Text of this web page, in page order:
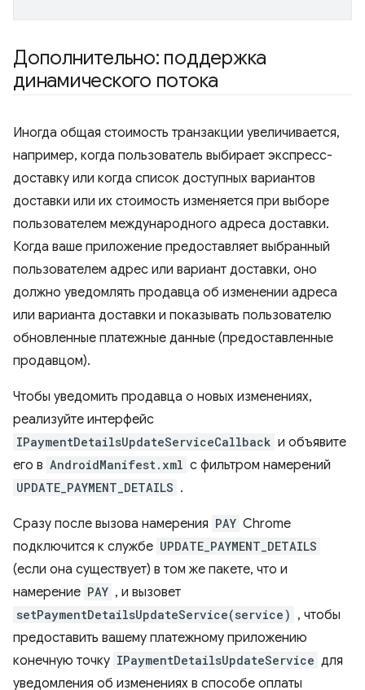
Дополнительно: поддержка
динамического потока
Иногда общая стоимость транзакции увеличивается,
например, когда пользователь выбирает экспресс-
доставку или когда список доступных вариантов
доставки или их стоимость изменяется при выборе
пользователем международного адреса доставки.
Когда ваше приложение предоставляет выбранный
пользователем адрес или вариант доставки, оно
должно уведомлять продавца об изменении адреса
или варианта доставки и показывать пользователю
обновленные платежные данные (предоставленные
продавцом).
Чтобы уведомить продавца о новых изменениях,
реализуйте интерфейс
IPaymentDetailsUpdateServiceCallback и объявите
его в AndroidManifest.xml с фильтром намерений
UPDATE_PAYMENT_DETAILS .
Сразу после вызова намерения PAY Chrome
подключится к службе UPDATE_PAYMENT_DETAILS
(если она существует) в том же пакете, что и
намерение PAY , и вызовет
setPaymentDetailsUpdateService(service) , чтобы
предоставить вашему платежному приложению
конечную точку IPaymentDetailsUpdateService для
уведомления об изменениях в способе оплаты